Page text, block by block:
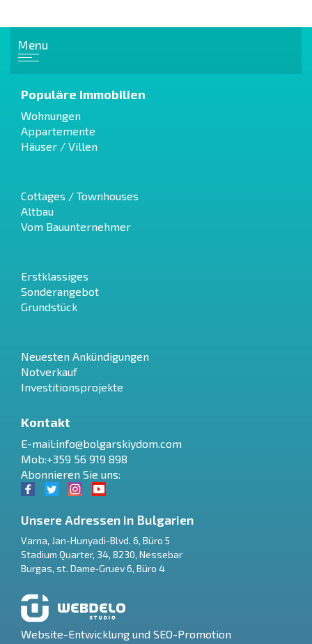
$
Menu
Populäre Immobilien
Wohnungen
Appartemente
Häuser / Villen
Cottages / Townhouses
Altbau
Vom Bauunternehmer
Erstklassiges
Sonderangebot
Grundstück
Neuesten Ankündigungen
Notverkauf
Investitionsprojekte
Kontakt
E-mail:info@bolgarskiydom.com
Mob:+359 56 919 898
Abonnieren Sie uns:
Unsere Adressen in Bulgarien
Varna, Jan-Hunyadi-Blvd. 6, Büro 5
Stadium Quarter, 34, 8230, Nessebar
Burgas, st. Dame‑Gruev 6, Büro 4
Website-Entwicklung und SEO-Promotion